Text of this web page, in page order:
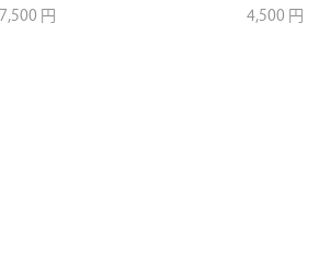
7,500 円
4,500 円